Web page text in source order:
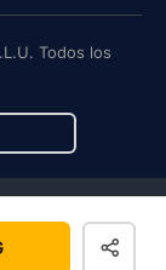
Todos los